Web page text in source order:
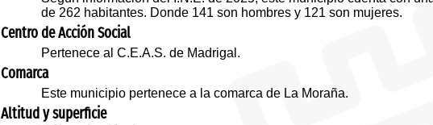
de 262 habitantes. Donde 141 son hombres y 121 son mujeres.
Centro de Acción Social
Pertenece al C.E.A.S. de Madrigal.
Comarca
Este municipio pertenece a la comarca de La Moraña.
Altitud y superficie